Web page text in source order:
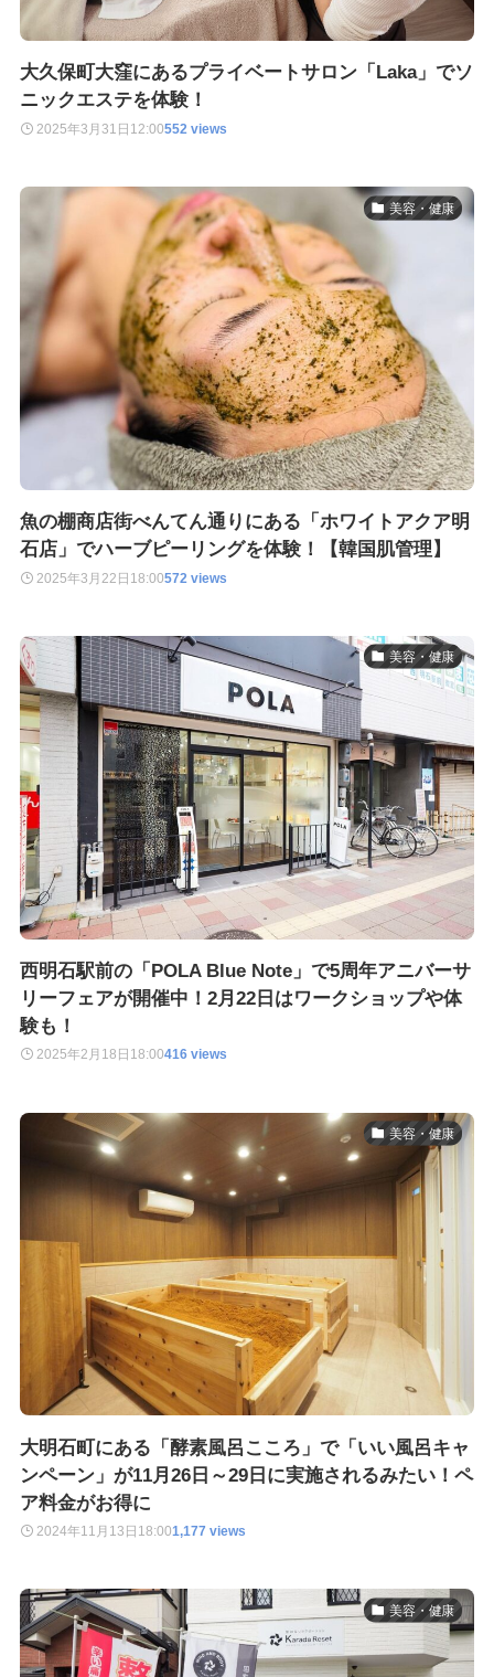
大久保町大窪にあるプライベートサロン「Laka」でソ
ニックエステを体験！
2025年3月31日 12:00552 views
美容・健康
魚の棚商店街べんてん通りにある「ホワイトアクア明
石店」でハーブピーリングを体験！【韓国肌管理】
2025年3月22日 18:00572 views
美容・健康
西明石駅前の「POLA Blue Note」で5周年アニバーサ
リーフェアが開催中！2月22日はワークショップや体
験も！
2025年2月18日 18:00416 views
美容・健康
大明石町にある「酵素風呂こころ」で「いい風呂キャ
ンペーン」が11月26日～29日に実施されるみたい！ペ
ア料金がお得に
2024年11月13日 18:001,177 views
美容・健康